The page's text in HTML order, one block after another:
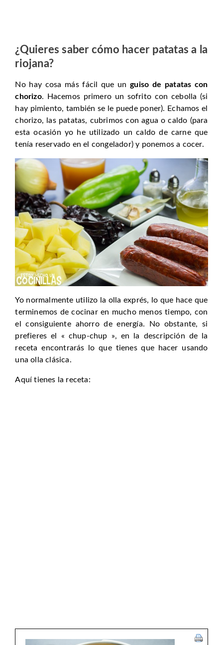
¿Quieres saber cómo hacer patatas a la
riojana?
No hay cosa más fácil que unguiso de patatas con
chorizo. Hacemos primero un sofrito con cebolla (si
hay pimiento, también se le puede poner). Echamos el
chorizo, las patatas, cubrimos con agua o caldo (para
esta ocasión yo he utilizado un caldo de carne que
tenía reservado en el congelador) y ponemos a cocer.
Yo normalmente utilizo la olla exprés, lo que hace que
terminemos de cocinar en mucho menos tiempo, con
el consiguiente ahorro de energía. No obstante, si
prefieres el « chup-chup », en la descripción de la
receta encontrarás lo que tienes que hacer usando
una olla clásica.
Aquí tienes la receta: